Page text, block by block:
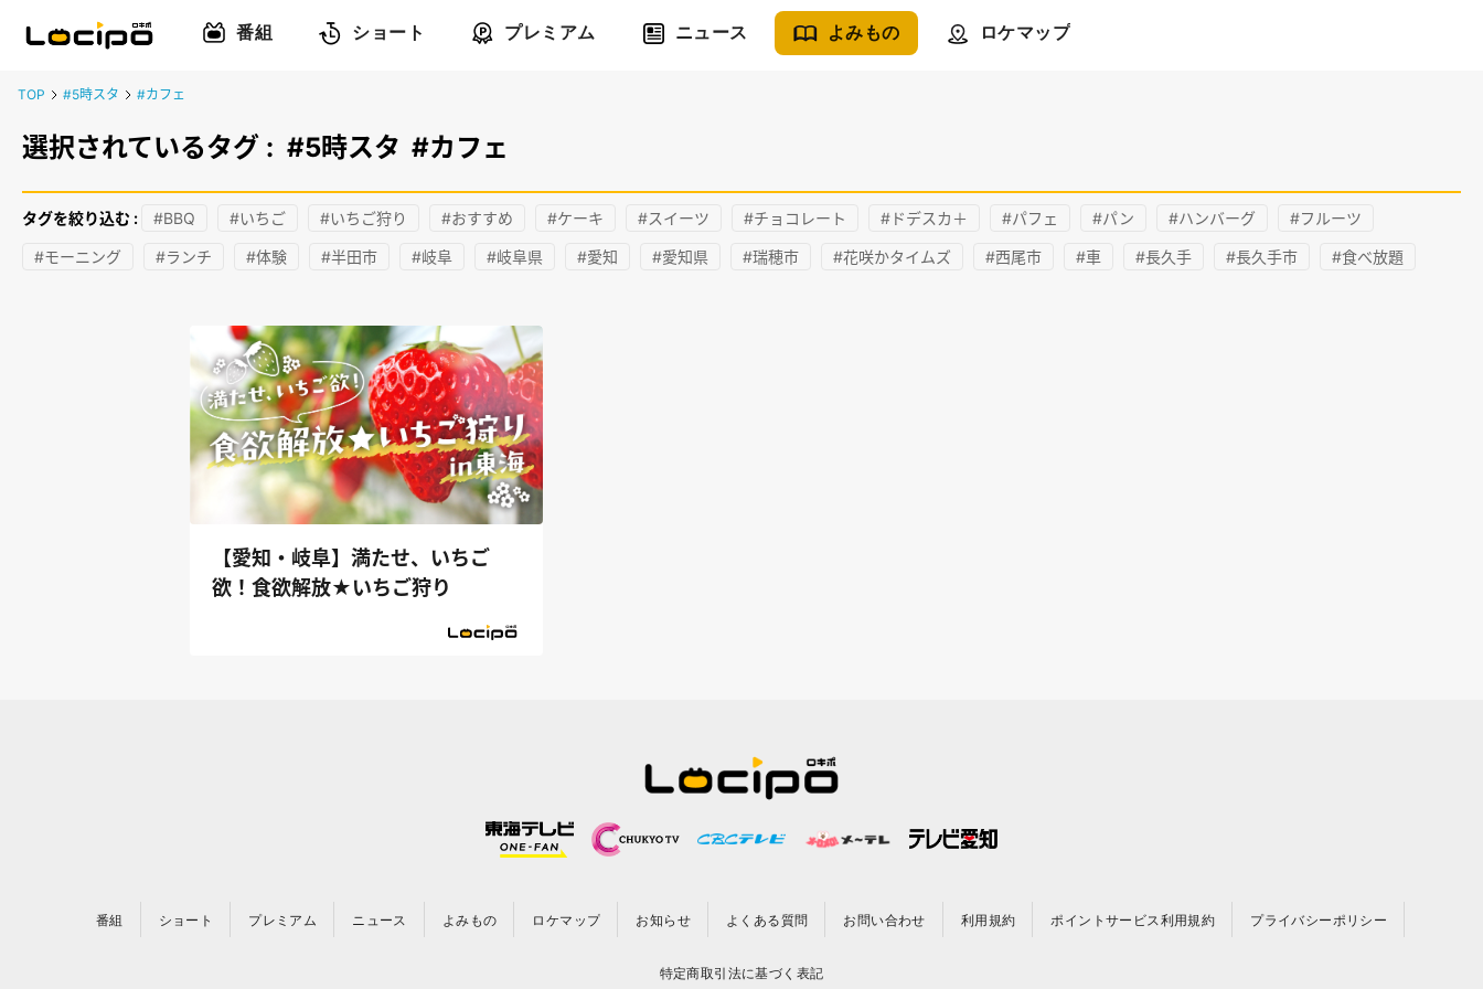
番組 ショート プレミアム ニュース よみもの ロケマップ
TOP #5時スタ #カフェ
選択されているタグ : #5時スタ #カフェ
タグを絞り込む : #BBQ #いちご #いちご狩り #おすすめ #ケーキ #スイーツ #チョコレート #ドデスカ＋ #パフェ #パン #ハンバーグ #フルーツ
#モーニング #ランチ #体験 #半田市 #岐阜 #岐阜県 #愛知 #愛知県 #瑞穂市 #花咲かタイムズ #西尾市 #車 #長久手 #長久手市 #食べ放題
【愛知・岐阜】満たせ、いちご
欲！食欲解放★いちご狩り
番組 ショート プレミアム ニュース よみもの ロケマップ お知らせ よくある質問 お問い合わせ 利用規約 ポイントサービス利用規約 プライバシーポリシー
特定商取引法に基づく表記